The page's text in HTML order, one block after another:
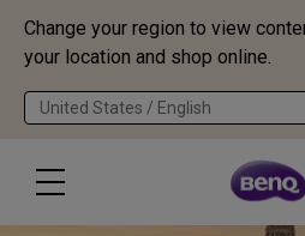
Change your region to view
your location and shop online.
United States / English